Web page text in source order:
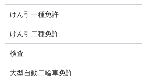
けん引一種免許
けん引二種免許
検査
大型自動二輪車免許